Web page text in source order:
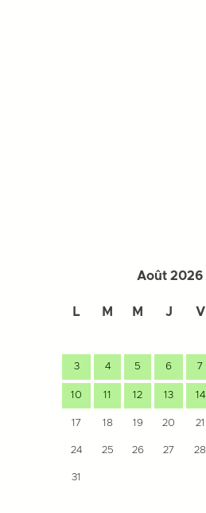
Août 2026
L M M J V
3 4 5 6 7
10 11 12 13 14
17 18 19 20 21
24 25 26 27 28
31